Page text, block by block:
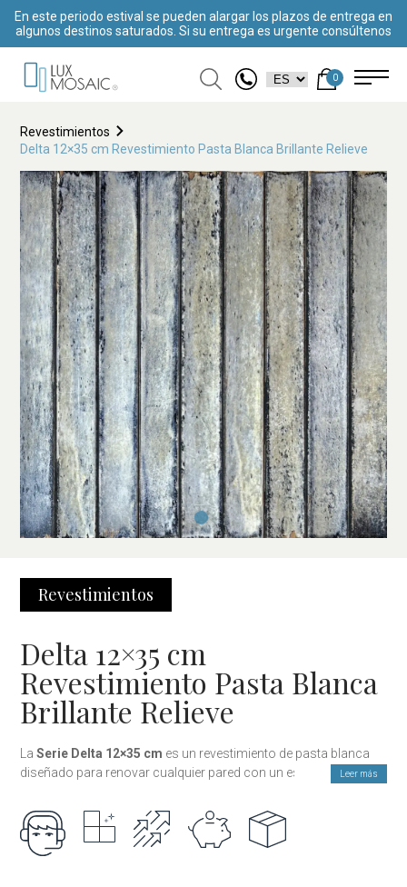
En este periodo estival se pueden alargar los plazos de entrega en
algunos destinos saturados. Si su entrega es urgente consúltenos
0
Revestimientos
Delta 12×35 cm Revestimiento Pasta Blanca Brillante Relieve
Revestimientos
Delta 12×35 cm
Revestimiento Pasta Blanca
Brillante Relieve
LaSerie Delta 12×35 cm es un revestimiento de pasta blanca
diseñado para renovar cualquier pared con un estilo moderno,
y ofrece un efecto visual elegante y sofisticado, ideal para
cocinas, baños, zonas de paso y espacios donde se busca una
sensación de amplitud y luminosidad.
Leer más